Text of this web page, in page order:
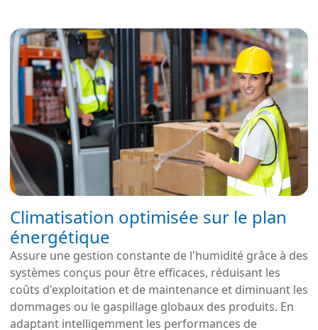
Climatisation optimisée sur le plan
énergétique
Assure une gestion constante de l'humidité grâce à des
systèmes conçus pour être efficaces, réduisant les
coûts d'exploitation et de maintenance et diminuant les
dommages ou le gaspillage globaux des produits. En
adaptant intelligemment les performances de